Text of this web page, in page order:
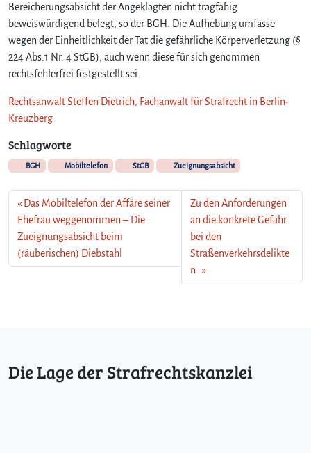
Bereicherungsabsicht der Angeklagten nicht tragfähig
beweiswürdigend belegt, so der BGH. Die Aufhebung umfasse
wegen der Einheitlichkeit der Tat die gefährliche Körperverletzung (§
224 Abs.1 Nr. 4 StGB), auch wenn diese für sich genommen
rechtsfehlerfrei festgestellt sei.
Rechtsanwalt Steffen Dietrich, Fachanwalt für Strafrecht in Berlin-
Kreuzberg
Schlagworte
BGH Mobiltelefon StGB Zueignungsabsicht
Das Mobiltelefon der Affäre seiner
Ehefrau weggenommen – Die
Zueignungsabsicht beim
(räuberischen) Diebstahl
Zu den Anforderungen
an die konkrete Gefahr
bei den
Straßenverkehrsdelikte
n
Die Lage der Strafrechtskanzlei